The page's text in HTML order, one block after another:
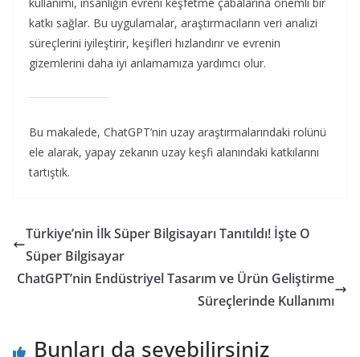
katkı sağlar. Bu uygulamalar, araştırmacıların veri analizi
süreçlerini iyileştirir, keşifleri hızlandırır ve evrenin
gizemlerini daha iyi anlamamıza yardımcı olur.
Bu makalede, ChatGPT’nin uzay araştırmalarındaki rolünü
ele alarak, yapay zekanın uzay keşfi alanındaki katkılarını
tartıştık.
Türkiye’nin İlk Süper Bilgisayarı Tanıtıldı! İşte O
Süper Bilgisayar
ChatGPT’nin Endüstriyel Tasarım ve Ürün Geliştirme
Süreçlerinde Kullanımı
Bunları da sevebilirsiniz